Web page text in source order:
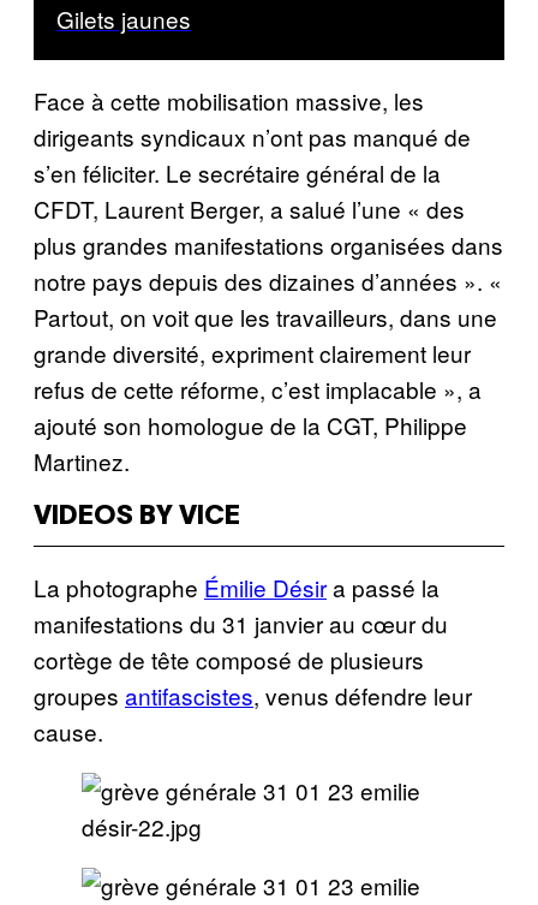
Gilets jaunes
Face à cette mobilisation massive, les
dirigeants syndicaux n’ont pas manqué de
s’en féliciter. Le secrétaire général de la
CFDT, Laurent Berger, a salué l’une « des
plus grandes manifestations organisées dans
notre pays depuis des dizaines d’années ». «
Partout, on voit que les travailleurs, dans une
grande diversité, expriment clairement leur
refus de cette réforme, c’est implacable », a
ajouté son homologue de la CGT, Philippe
Martinez.
VIDEOS BY VICE
La photographe Émilie Désira passé la
manifestations du 31 janvier au cœur du
cortège de tête composé de plusieurs
groupes antifascistes, venus défendre leur
cause.